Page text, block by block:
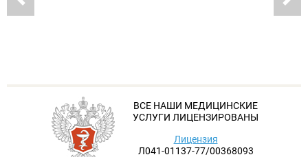
ВСЕ НАШИ МЕДИЦИНСКИЕ
УСЛУГИ ЛИЦЕНЗИРОВАНЫ
Лицензия
Л041-01137-77/00368093